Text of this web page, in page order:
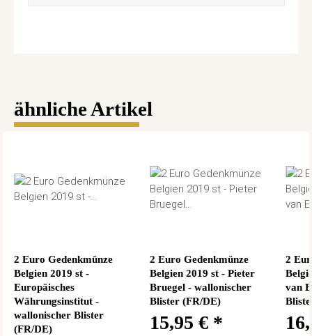
ähnliche Artikel
2 Euro Gedenkmünze
Belgien 2019 st -
Europäisches
Währungsinstitut -
wallonischer Blister
(FR/DE)
2 Euro Gedenkmünze
Belgien 2019 st - Pieter
Bruegel - wallonischer
Blister (FR/DE)
15,95 € *
2
van